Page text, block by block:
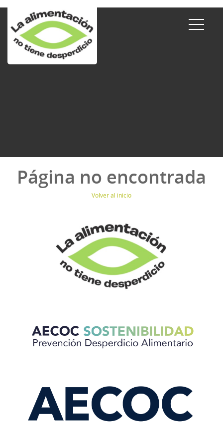
Página no encontrada
Volver al inicio